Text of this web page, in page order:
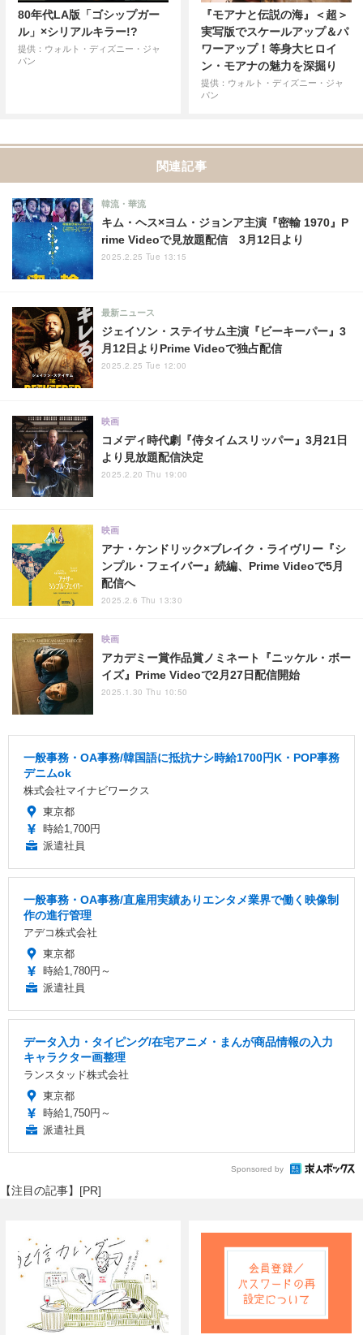
80年代LA版「ゴシップガー
ル」×シリアルキラー!?
提供：ウォルト・ディズニー・ジャ
パン
『モアナと伝説の海』＜超＞
実写版でスケールアップ＆パ
ワーアップ！等身大ヒロイ
ン・モアナの魅力を深掘り
提供：ウォルト・ディズニー・ジャ
パン
関連記事
キム・ヘス×ヨム・ジョンア主演『密輸 1970』P
rime Videoで見放題配信 3月12日より
韓流・華流
2025.2.25 Tue 13:15
ジェイソン・ステイサム主演『ビーキーパー』3
月12日よりPrime Videoで独占配信
最新ニュース
2025.2.25 Tue 12:00
コメディ時代劇『侍タイムスリッパー』3月21日
より見放題配信決定
映画
2025.2.20 Thu 19:00
アナ・ケンドリック×ブレイク・ライヴリー『シ
ンプル・フェイバー』続編、Prime Videoで5月
配信へ
映画
2025.2.6 Thu 13:30
アカデミー賞作品賞ノミネート『ニッケル・ボー
イズ』Prime Videoで2月27日配信開始
映画
2025.1.30 Thu 10:50
一般事務・OA事務/韓国語に抵抗ナシ時給1700円K・POP事務
デニムok
株式会社マイナビワークス
東京都
時給1,700円
派遣社員
一般事務・OA事務/直雇用実績ありエンタメ業界で働く映像制
作の進行管理
アデコ株式会社
東京都
時給1,780円～
派遣社員
データ入力・タイピング/在宅アニメ・まんが商品情報の入力
キャラクター画整理
ランスタッド株式会社
東京都
時給1,750円～
派遣社員
Sponsored by
【注目の記事】[PR]